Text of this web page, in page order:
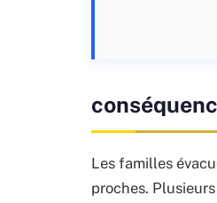
Les familles
proches.